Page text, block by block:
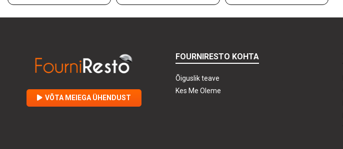
VÕTA MEIEGA ÜHENDUST
FOURNIRESTO KOHTA
Õiguslik teave
Kes Me Oleme